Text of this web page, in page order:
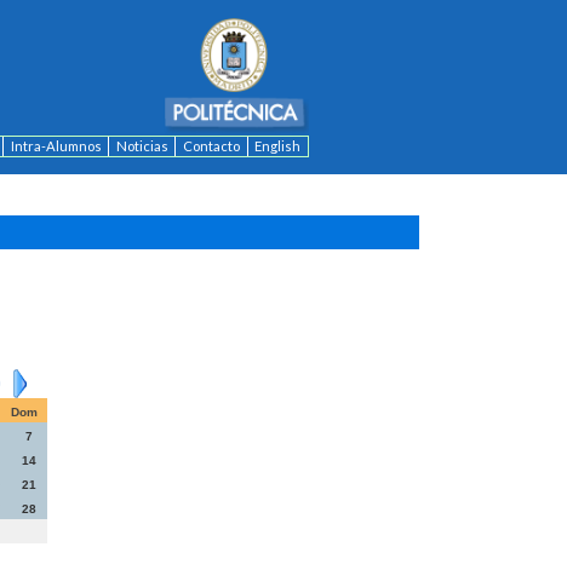
Intra-Alumnos Noticias Contacto English
Dom
7
14
21
28